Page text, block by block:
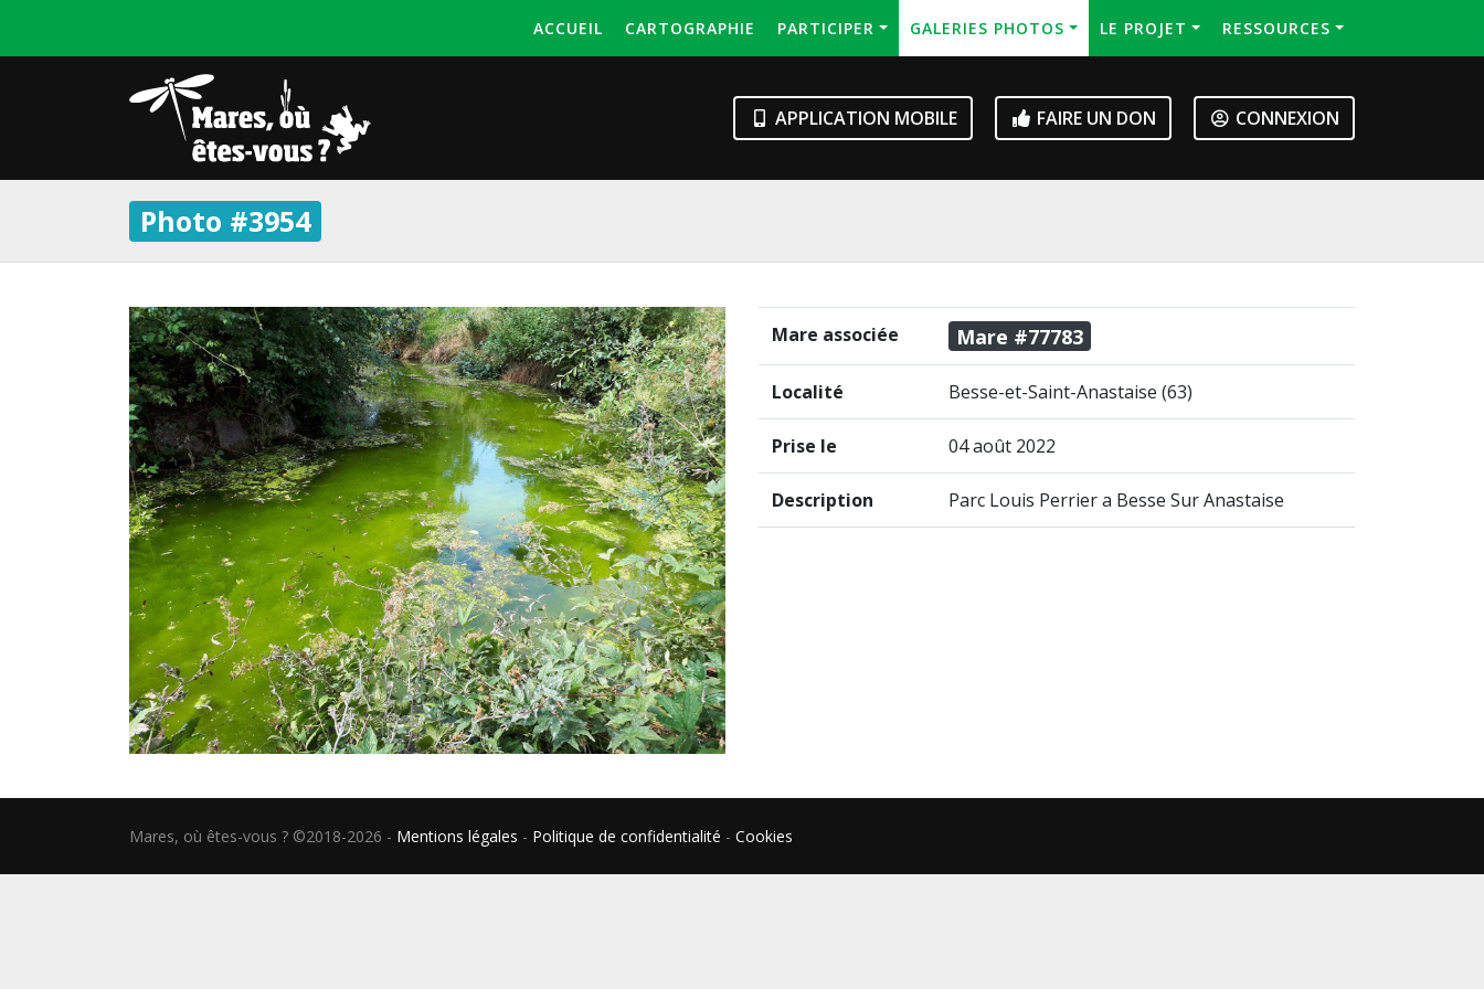
ACCUEIL CARTOGRAPHIE PARTICIPER GALERIES PHOTOS LE PROJET RESSOURCES
APPLICATION MOBILE FAIRE UN DON CONNEXION
Photo #3954
Mare associée Mare #77783
Localité Besse-et-Saint-Anastaise (63)
Prise le 04 août 2022
Description Parc Louis Perrier a Besse Sur Anastaise
Mares, où êtes-vous ? ©2018-2026 - Mentions légales - Politique de confidentialité - Cookies